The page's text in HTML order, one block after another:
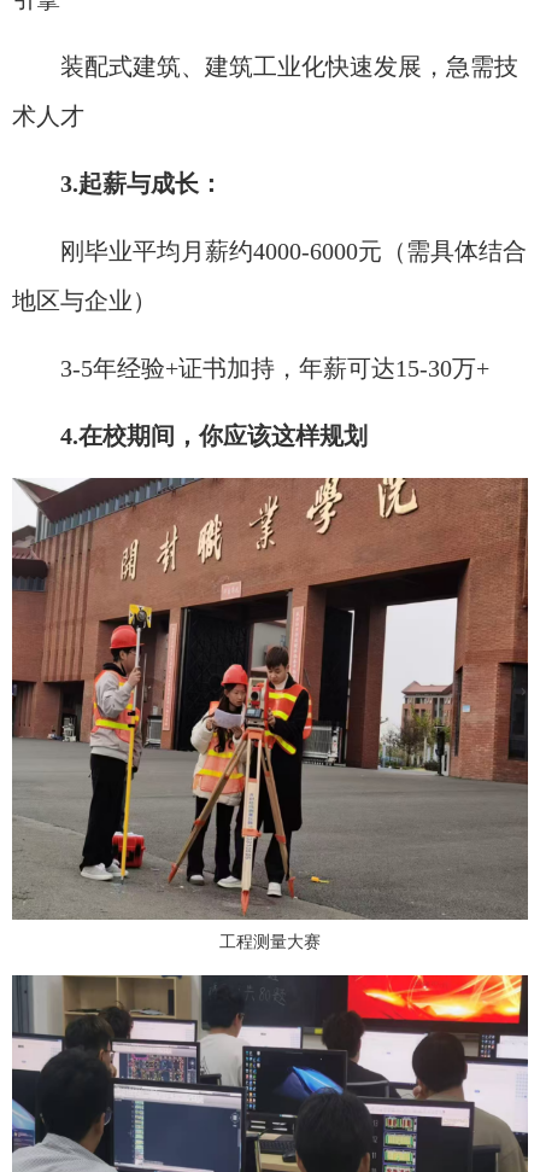
装配式建筑、建筑工业化快速发展，急需技
术人才
3.起薪与成长：
刚毕业平均月薪约4000-6000元（需具体结合
地区与企业）
3-5年经验+证书加持，年薪可达15-30万+
4.在校期间，你应该这样规划
工程测量大赛